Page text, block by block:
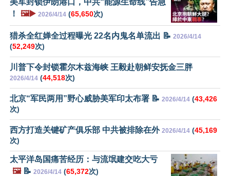
美军封锁伊朗港口，中共“能源生命线”告急
！
🖼️▶️ 2026/4/14 (65,650次)
猎杀全红婵全过程曝光 22名内鬼名单流出 📝 2026/4/14
(52,249次)
川普下令封锁霍尔木兹海峡 王毅赴朝鲜安抚金三胖
2026/4/14 (44,518次)
北京“军民两用”野心威胁美军印太布署 📝 2026/4/14 (43,426
次)
西方打造关键矿产俱乐部 中共被排除在外 2026/4/14 (45,169
次)
太平洋岛国痛苦经历：与流氓建交吃大亏
🖼️📝 2026/4/14 (65,372次)